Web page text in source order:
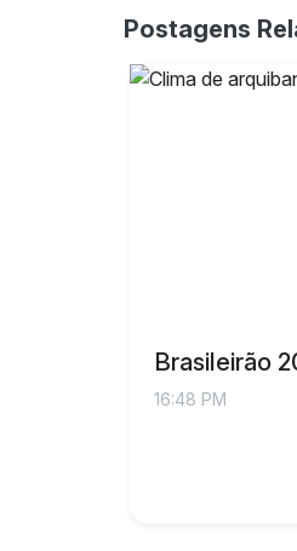
Postagens
Brasileirão
16:48 PM